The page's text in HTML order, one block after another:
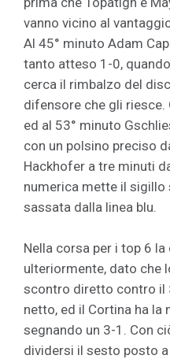
vanno vicino al
Al 45° minuto Adam
tanto atteso 1-0,
cerca il rimbalzo del
difensore che gli riesce.
ed al 53° minuto
con un polsino preciso
Hackhofer a tre minuti
numerica mette il sigillo
sassata dalla linea blu.
Nella corsa per i top 6
ulteriormente, dato che
scontro diretto contro il
netto, ed il Cortina ha la
segnando un 3-1. Con
dividersi il sesto posto